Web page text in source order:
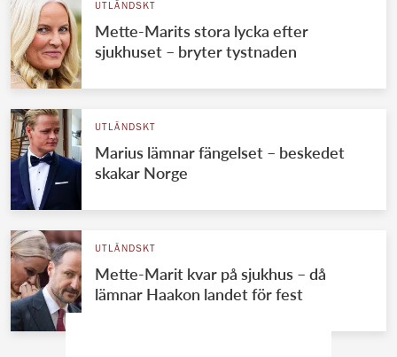
UTLÄNDSKT
Mette-Marits stora lycka efter
sjukhuset – bryter tystnaden
UTLÄNDSKT
Marius lämnar fängelset – beskedet
skakar Norge
UTLÄNDSKT
Mette-Marit kvar på sjukhus – då
lämnar Haakon landet för fest